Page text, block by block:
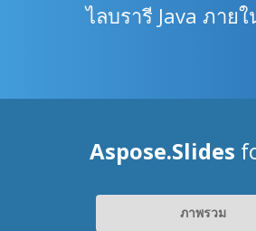
ไลบรารี Java ภาย
Aspose.Slides
ภาพรวม